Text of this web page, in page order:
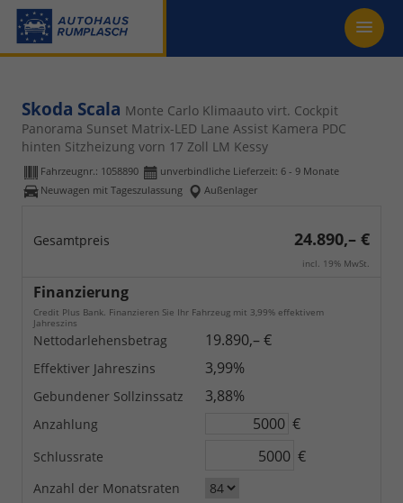
Skoda Scala Monte Carlo Klimaauto virt. Cockpit
Panorama Sunset Matrix-LED Lane Assist Kamera PDC
hinten Sitzheizung vorn 17 Zoll LM Kessy
Fahrzeugnr.: 1058890
unverbindliche Lieferzeit: 6 - 9 Monate
Neuwagen mit Tageszulassung
Außenlager
Gesamtpreis 24.890,– €
incl. 19% MwSt.
Finanzierung
Credit Plus Bank. Finanzieren Sie Ihr Fahrzeug mit 3,99% effektivem
Jahreszins
Nettodarlehensbetrag 19.890,– €
Effektiver Jahreszins 3,99%
Gebundener Sollzinssatz 3,88%
Anzahlung €
Schlussrate €
Anzahl der Monatsraten